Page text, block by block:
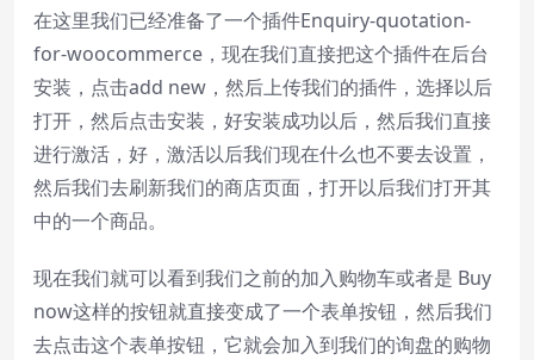
在这里我们已经准备了一个插件Enquiry-quotation-
for-woocommerce，现在我们直接把这个插件在后台
安装，点击add new，然后上传我们的插件，选择以后
打开，然后点击安装，好安装成功以后，然后我们直接
进行激活，好，激活以后我们现在什么也不要去设置，
然后我们去刷新我们的商店页面，打开以后我们打开其
中的一个商品。
现在我们就可以看到我们之前的加入购物车或者是 Buy
now这样的按钮就直接变成了一个表单按钮，然后我们
去点击这个表单按钮，它就会加入到我们的询盘的购物